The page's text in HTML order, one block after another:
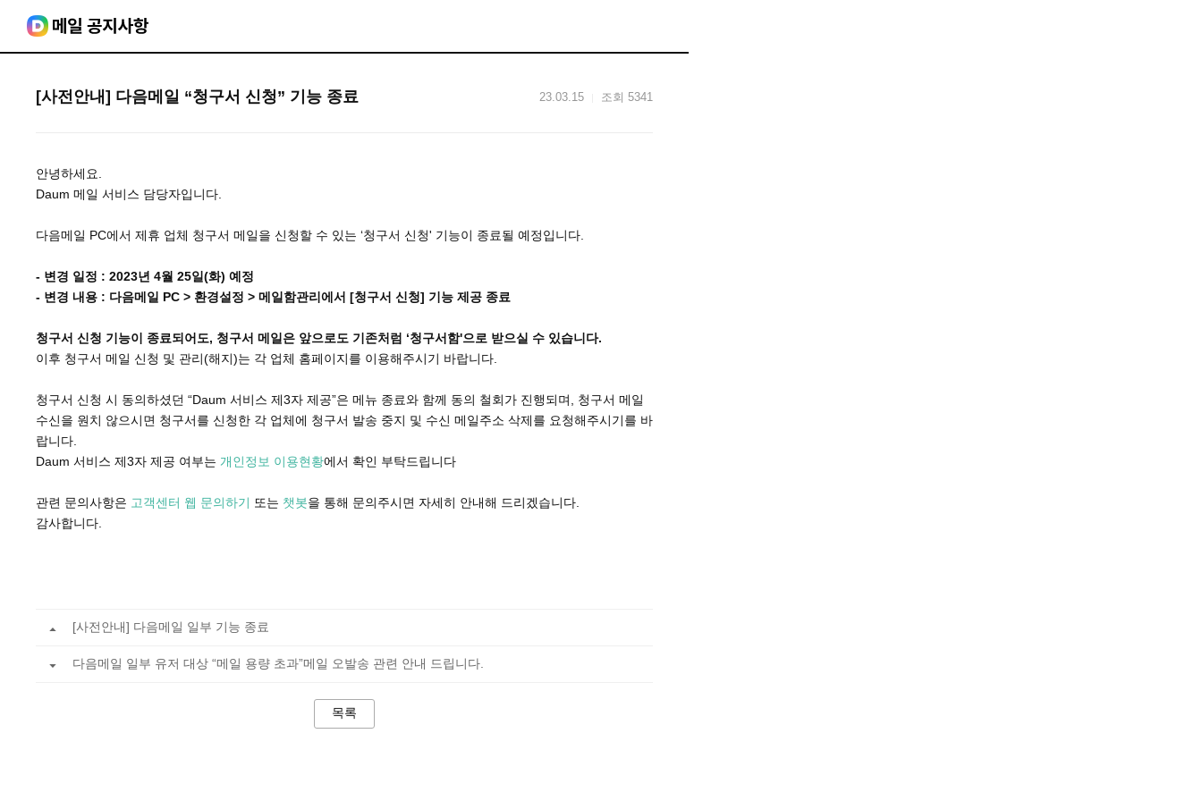
[사전안내] 다음메일 “청구서 신청” 기능 종료 23.03.15 조회 5341
안녕하세요.
Daum 메일 서비스 담당자입니다.
다음메일 PC에서 제휴 업체 청구서 메일을 신청할 수 있는 ‘청구서 신청' 기능이 종료될 예정입니다.
- 변경 일정 : 2023년 4월 25일(화) 예정
- 변경 내용 : 다음메일 PC > 환경설정 > 메일함관리에서 [청구서 신청] 기능 제공 종료
청구서 신청 기능이 종료되어도, 청구서 메일은 앞으로도 기존처럼 ‘청구서함'으로 받으실 수 있습니다.
이후 청구서 메일 신청 및 관리(해지)는 각 업체 홈페이지를 이용해주시기 바랍니다.
청구서 신청 시 동의하셨던 “Daum 서비스 제3자 제공”은 메뉴 종료와 함께 동의 철회가 진행되며, 청구서 메일
수신을 원치 않으시면 청구서를 신청한 각 업체에 청구서 발송 중지 및 수신 메일주소 삭제를 요청해주시기를 바
랍니다.
Daum 서비스 제3자 제공 여부는 개인정보 이용현황에서 확인 부탁드립니다
관련 문의사항은 고객센터 웹 문의하기 또는 챗봇을 통해 문의주시면 자세히 안내해 드리겠습니다.
감사합니다.
[사전안내] 다음메일 일부 기능 종료
다음메일 일부 유저 대상 “메일 용량 초과”메일 오발송 관련 안내 드립니다.
목록